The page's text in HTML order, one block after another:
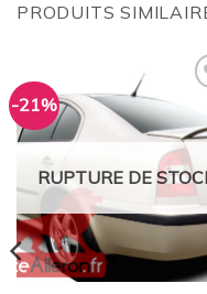
PRODUITS
-21%
à
RUPTURE DE